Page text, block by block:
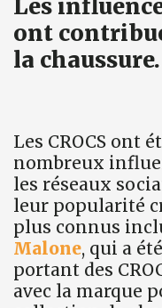
Les
ont
la chaussure.
Les CROCS ont
nombreux
les réseaux
leur popularité
plus connus
Malone, qui a
portant des
avec la marque